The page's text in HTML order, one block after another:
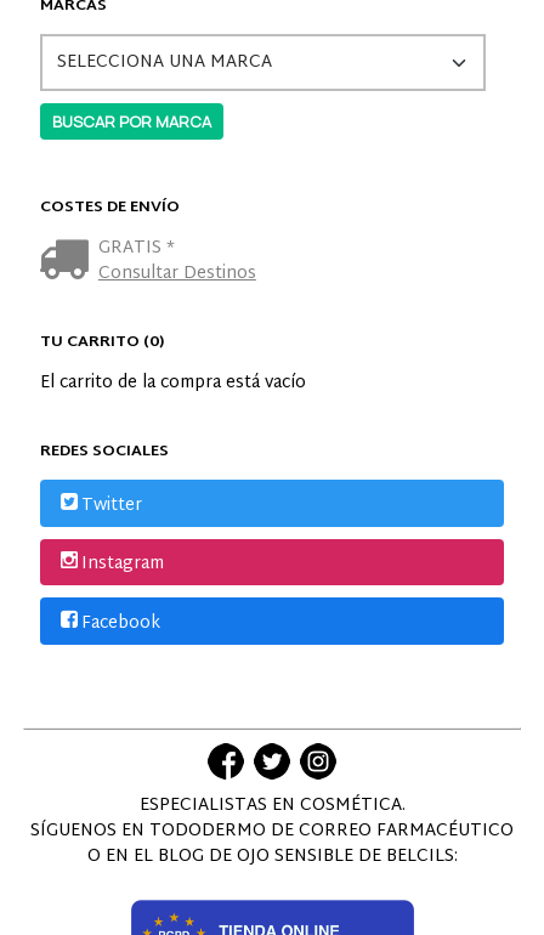
MARCAS
COSTES DE ENVÍO
GRATIS *
Consultar Destinos
TU CARRITO (0)
El carrito de la compra está vacío
REDES SOCIALES
Twitter
Instagram
Facebook
ESPECIALISTAS EN COSMÉTICA.
SÍGUENOS EN TODODERMO DE CORREO FARMACÉUTICO
O EN EL BLOG DE OJO SENSIBLE DE BELCILS: